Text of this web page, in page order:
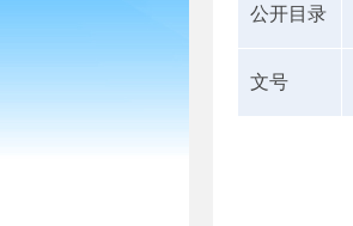
公开目录
文号